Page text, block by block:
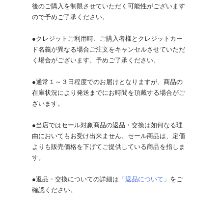
後のご購入を制限させていただく可能性がございます
ので予めご了承ください。
●クレジットご利用時、ご購入者様とクレジットカー
ド名義が異なる場合ご注文をキャンセルさせていただ
く場合がございます。予めご了承ください。
●通常１～３日程度でのお届けとなりますが、商品の
在庫状況により発送までにお時間を頂戴する場合がご
ざいます。
●当店ではセール対象商品の返品・交換は如何なる理
由においてもお受け出来ません。セール商品は、定価
よりも販売価格を下げてご提供している商品を指しま
す。
●返品・交換についての詳細は 「返品について」 をご
確認ください。